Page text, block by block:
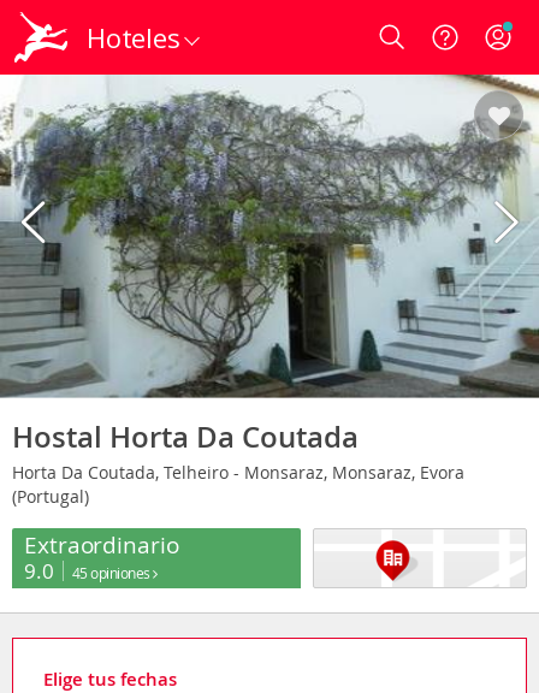
Hoteles Login
Hostal Horta Da Coutada
Horta Da Coutada, Telheiro - Monsaraz, Monsaraz, Evora
(Portugal)
Extraordinario
9.0 45 opiniones
Elige tus fechas